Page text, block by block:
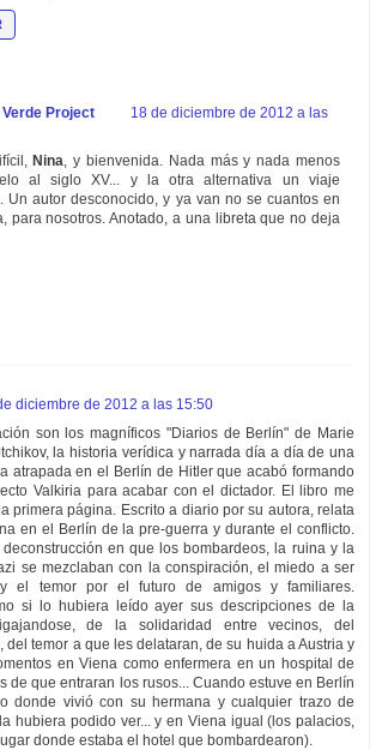
Verde Project
18 de diciembre de 2012 a las
Nina, y bienvenida. Nada más y nada menos
al siglo XV... y la otra alternativa un viaje
Un autor desconocido, y ya van no se cuantos en
para nosotros. Anotado, a una libreta que no deja
diciembre de 2012 a las 15:50
son los magníficos "Diarios de Berlín" de Marie
la historia verídica y narrada día a día de una
atrapada en el Berlín de Hitler que acabó formando
Valkiria para acabar con el dictador. El libro me
primera página. Escrito a diario por su autora, relata
en el Berlín de la pre-guerra y durante el conflicto.
en que los bombardeos, la ruina y la
se mezclaban con la conspiración, el miedo a ser
y el temor por el futuro de amigos y familiares.
si lo hubiera leído ayer sus descripciones de la
de la solidaridad entre vecinos, del
del temor a que les delataran, de su huida a Austria y
en Viena como enfermera en un hospital de
de que entraran los rusos... Cuando estuve en Berlín
donde vivió con su hermana y cualquier trazo de
hubiera podido ver... y en Viena igual (los palacios,
donde estaba el hotel que bombardearon).